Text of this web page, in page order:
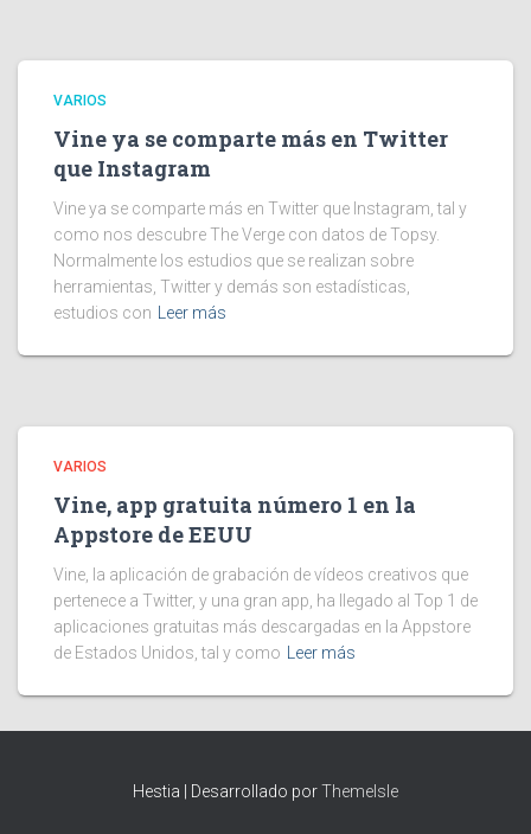
VARIOS
Vine ya se comparte más en Twitter
que Instagram
Vine ya se comparte más en Twitter que Instagram, tal y
como nos descubre The Verge con datos de Topsy.
Normalmente los estudios que se realizan sobre
herramientas, Twitter y demás son estadísticas,
estudios con
Leer más
VARIOS
Vine, app gratuita número 1 en la
Appstore de EEUU
Vine, la aplicación de grabación de vídeos creativos que
pertenece a Twitter, y una gran app, ha llegado al Top 1 de
aplicaciones gratuitas más descargadas en la Appstore
de Estados Unidos, tal y como
Leer más
Hestia | Desarrollado porThemeIsle